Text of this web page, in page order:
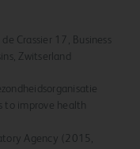
17, Business
Zwitserland
to improve health
Agency (2015,